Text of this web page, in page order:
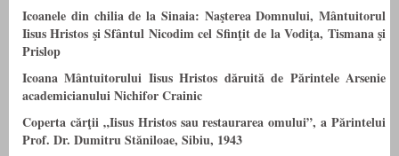
Icoanele din chilia de la Sinaia: Naşterea Domnului, Mântuitorul
Iisus Hristos şi Sfântul Nicodim cel Sfinţit de la Vodiţa, Tismana şi
Prislop
Icoana Mântuitorului Iisus Hristos dăruită de Părintele Arsenie
academicianului Nichifor Crainic
Coperta cărţii „Iisus Hristos sau restaurarea omului”, a Părintelui
Prof. Dr. Dumitru Stăniloae, Sibiu, 1943